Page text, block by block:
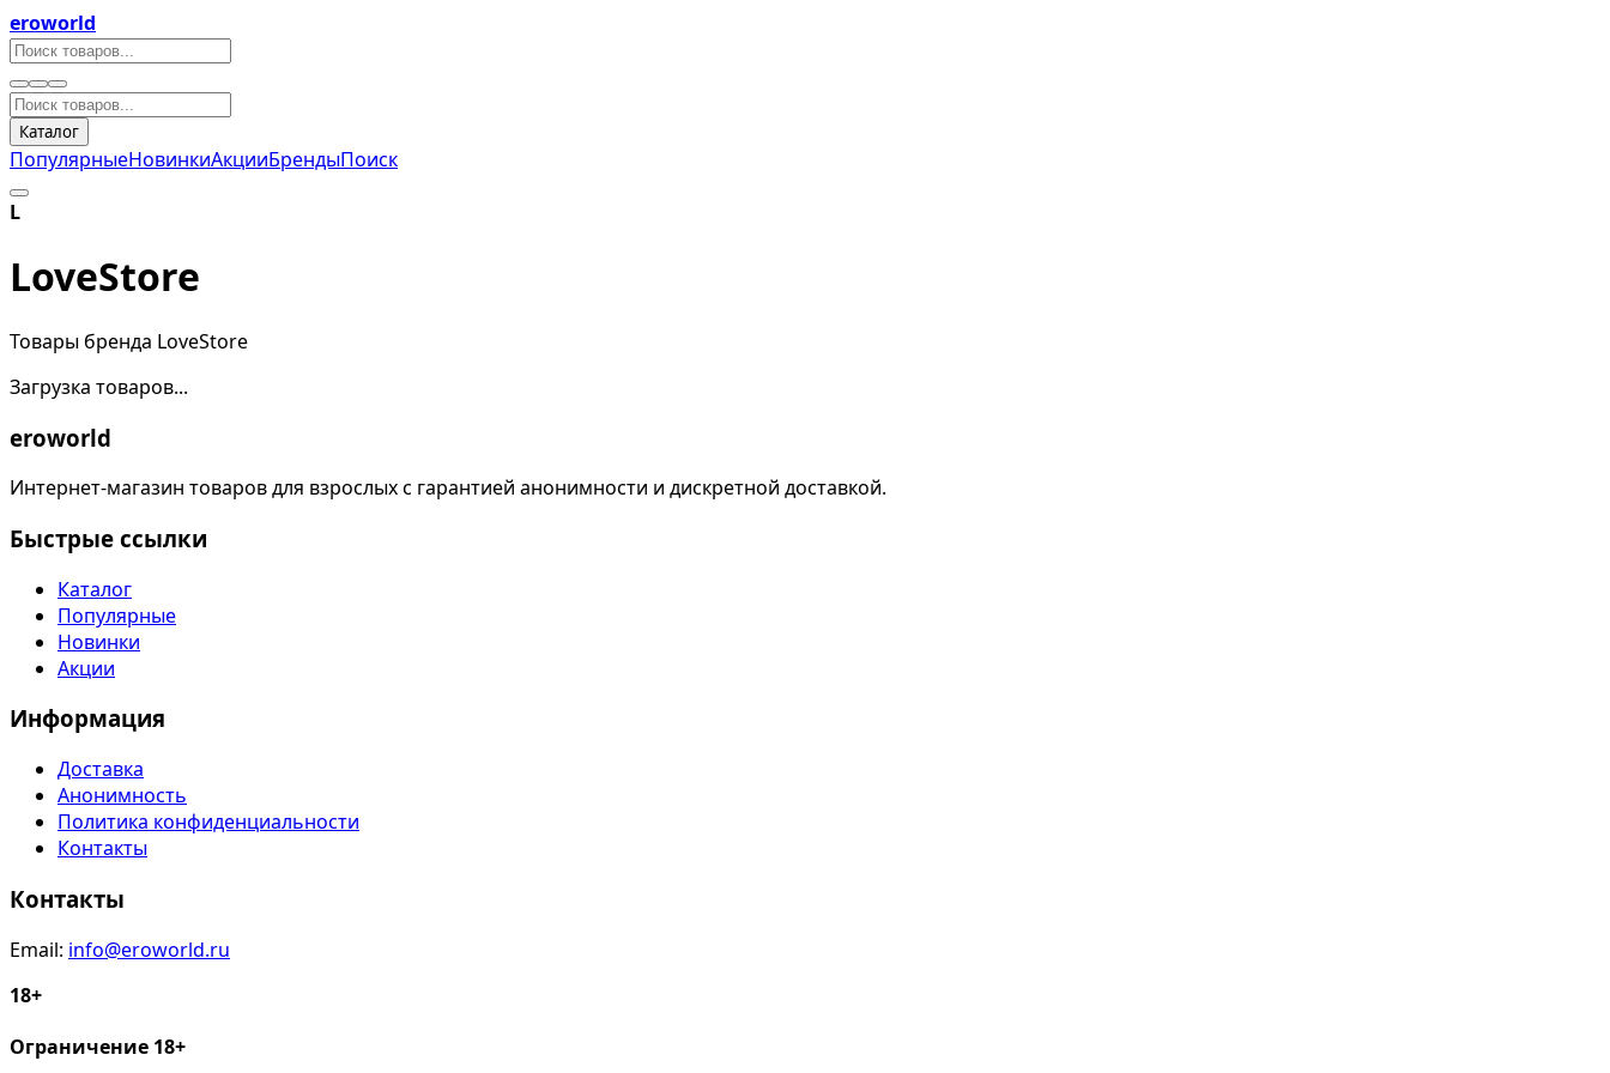
eroworld
Каталог
ПопулярныеНовинкиАкцииБрендыПоиск
L
LoveStore
Товары бренда LoveStore
Загрузка товаров...
eroworld
Интернет-магазин товаров для взрослых с гарантией анонимности и дискретной доставкой.
Быстрые ссылки
Каталог
Популярные
Новинки
Акции
Информация
Доставка
Анонимность
Политика конфиденциальности
Контакты
Контакты
Email: info@eroworld.ru
18+
Ограничение 18+